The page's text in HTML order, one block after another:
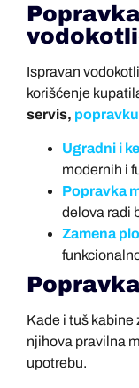
Ispravan
korišćenje
servis,
Ugradni i
modernih i
Popravka
delova radi
Zamena
Kade i tuš kabine
njihova pravilna
upotrebu.